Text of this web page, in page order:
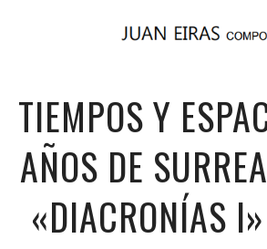
TIEMPOS Y
AÑOS DE
«DIACRONÍAS